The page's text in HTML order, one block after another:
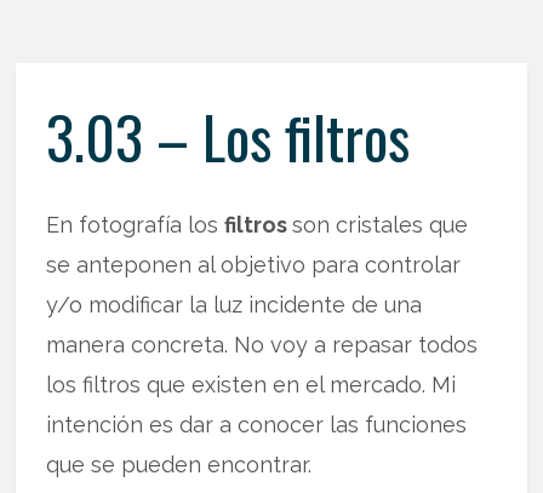
3.03 – Los filtros
En fotografía losfiltrosson cristales que
se anteponen al objetivo para controlar
y/o modificar la luz incidente de una
manera concreta. No voy a repasar todos
los filtros que existen en el mercado. Mi
intención es dar a conocer las funciones
que se pueden encontrar.